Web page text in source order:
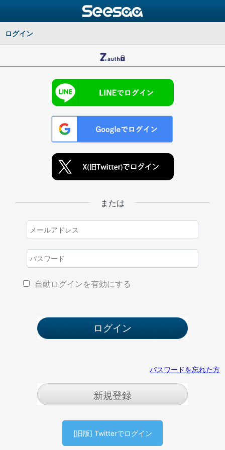
ログイン
または
自動ログインを有効にする
パスワードを忘れた方
新規登録
[旧版] Twitterでログイン